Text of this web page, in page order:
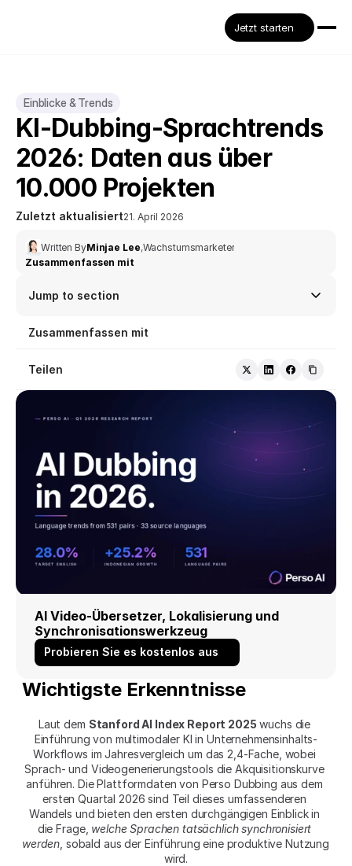
Jetzt starten
Einblicke & Trends
KI-Dubbing-Sprachtrends
2026: Daten aus über
10.000 Projekten
Zuletzt aktualisiert21. April 2026
Written ByMinjae Lee,Wachstumsmarketer
Zusammenfassen mit
Jump to section
Zusammenfassen mit
Teilen
AI Video-Übersetzer, Lokalisierung und
Synchronisationswerkzeug
Probieren Sie es kostenlos aus
Wichtigste Erkenntnisse
Laut dem Stanford AI Index Report 2025 wuchs die
Einführung von multimodaler KI in Unternehmensinhalts-
Workflows im Jahresvergleich um das 2,4-Fache, wobei
Sprach- und Videogenerierungstools die Akquisitionskurve
anführen. Die Plattformdaten von Perso Dubbing aus dem
ersten Quartal 2026 sind Teil dieses umfassenderen
Wandels und bieten den ersten durchgängigen Einblick in
die Frage, welche Sprachen tatsächlich synchronisiert
werden , sobald aus der Einführung eine produktive Nutzung
wird.